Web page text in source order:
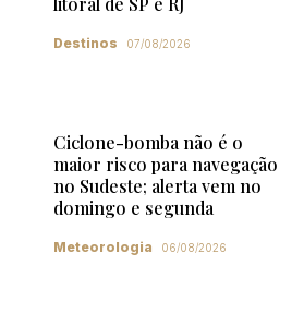
Destinos 07/08/2026
Ciclone-bomba não é o
maior risco para navegação
no Sudeste; alerta vem no
domingo e segunda
Meteorologia 06/08/2026